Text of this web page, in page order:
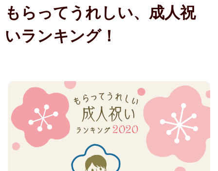
開店・移転祝い
退職祝い
永年勤続表彰
陣中見舞い
百寿
もらってうれしい、成人祝
いランキング！